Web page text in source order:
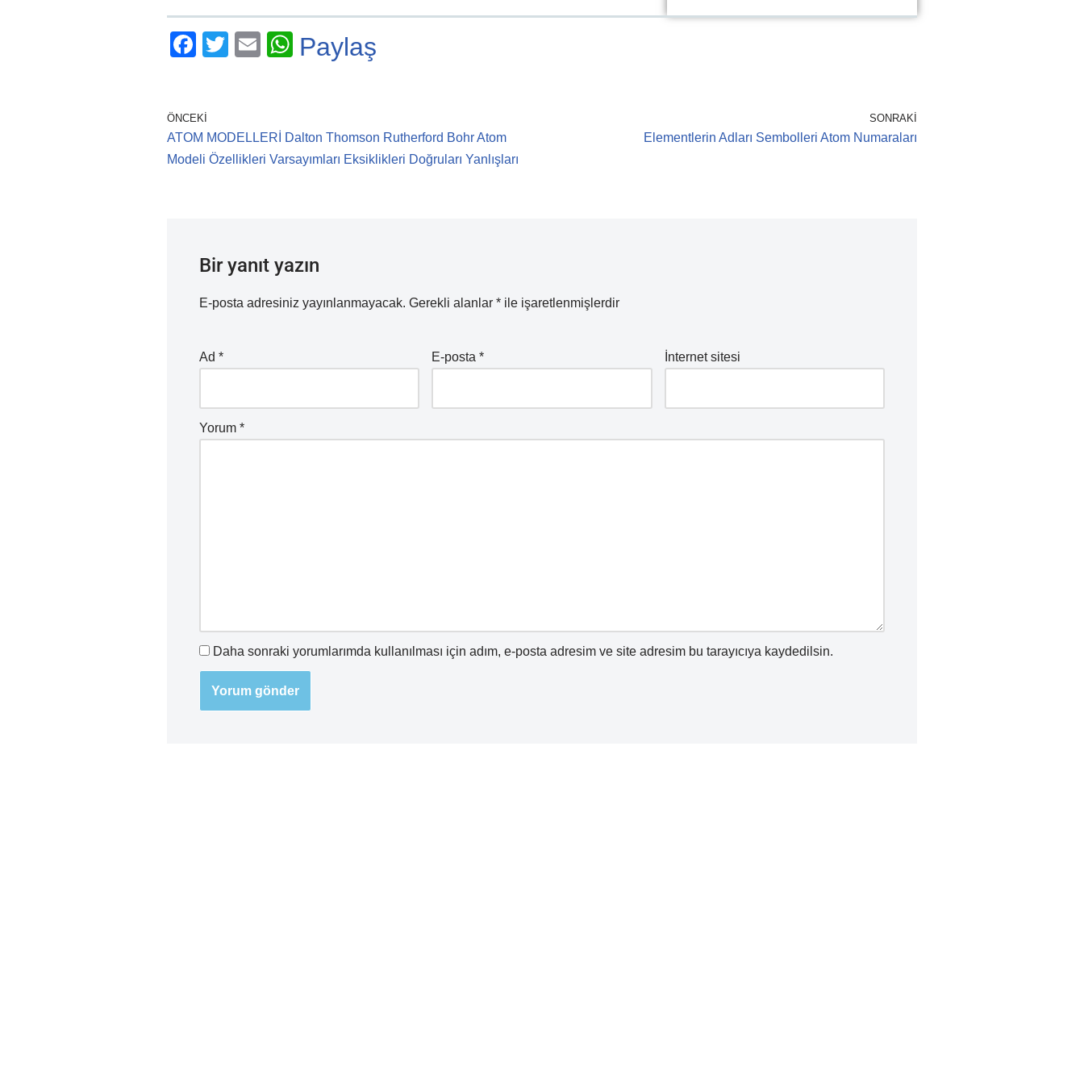
F
e
b
o
T
E
W
A
p
Paylaş
ÖNCEKI
ATOM MODELLERİ Dalton Thomson Rutherford Bohr Atom
Modeli Özellikleri Varsayımları Eksiklikleri Doğruları Yanlışları
SONRAKI
Elementlerin Adları Sembolleri Atom Numaraları
Bir yanıt yazın
E-posta adresiniz yayınlanmayacak. Gerekli alanlar *ile işaretlenmişlerdir
Ad * E-posta* İnternet sitesi
Yorum *
Daha sonraki yorumlarımda kullanılması için adım, e-posta adresim ve site adresim bu tarayıcıya kaydedilsin.